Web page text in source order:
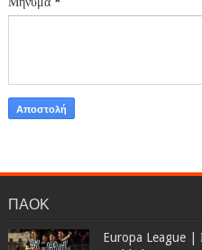
ΠΑΟΚ
Europa League